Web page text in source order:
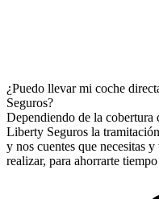
¿Puedo llevar mi coche
Seguros?
Dependiendo de la cobertura
Liberty Seguros la
y nos cuentes que necesitas
realizar, para ahorrarte